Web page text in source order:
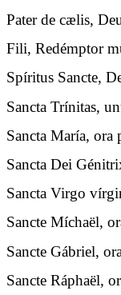
Pater de cælis,
Fili, Redémptor
Spíritus Sancte,
Sancta Trínitas,
Sancta María, ora
Sancta Dei
Sancta Virgo
Sancte Míchaël,
Sancte Gábriel,
Sancte Ráphaël,